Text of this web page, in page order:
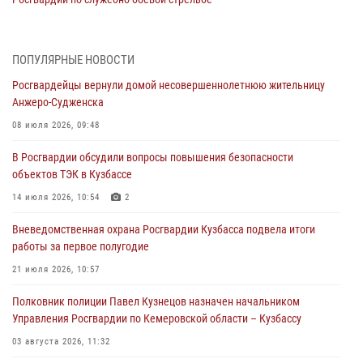
Росгвардейцы задержали в Кемерове дебошира, устроившего
05 августа 2026, 09:30
Росгвардейцы задержали участника драки, причинившего побои
05 августа 2026, 08:50
Росгвардейцы пресекли нарушение общественного порядка на
05 августа 2026, 08:10
Росгвардейцы в Юрге пресекли попытку проникновения на
05 августа 2026, 07:45
ПОПУЛЯРНЫЕ НОВОСТИ
Росгвардейцы вернули домой несовершеннолетнюю жительницу
Анжеро-Судженска
08 июля 2026, 09:48
В Росгвардии обсудили вопросы повышения безопасности
объектов ТЭК в Кузбассе
14 июля 2026, 10:54 2
Вневедомственная охрана Росгвардии Кузбасса подвела итоги
работы за первое полугодие
21 июля 2026, 10:57
Полковник полиции Павел Кузнецов назначен начальником
Управления Росгвардии по Кемеровской области – Кузбассу
03 августа 2026, 11:32